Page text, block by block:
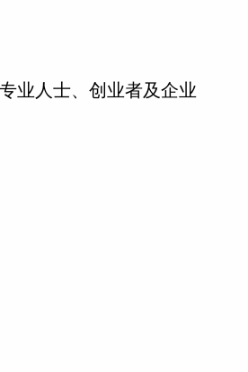
业人士、创业者及企业